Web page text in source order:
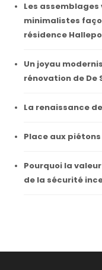
Les
minimalistes
résidence
Un joyau
rénovation de De
La renaissance
Place aux
Pourquoi la
de la sécurité